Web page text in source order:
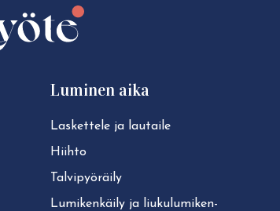
Luminen aika
Laskettele ja lautaile
Hiihto
Tal­vi­pyö­räi­ly
Lu­mi­ken­käi­ly ja liu­ku­lu­mi­ken­